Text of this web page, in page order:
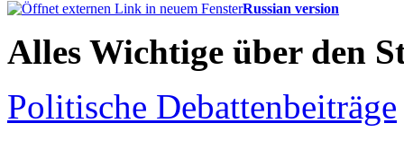
Russian version
Alles Wichtige über den
Politische Debattenbeiträge